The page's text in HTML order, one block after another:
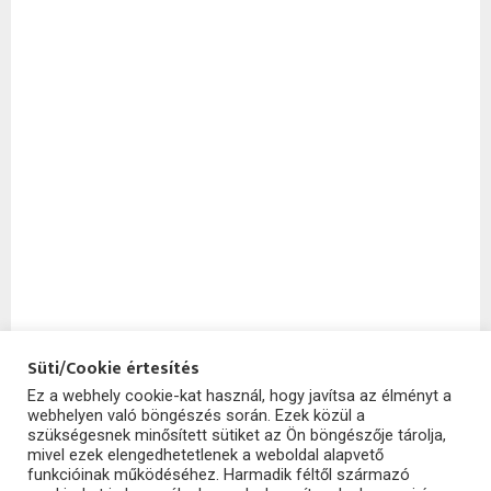
SzoftHub
Süti/Cookie értesítés
Ez a webhely cookie-kat használ, hogy javítsa az élményt a
webhelyen való böngészés során. Ezek közül a
szükségesnek minősített sütiket az Ön böngészője tárolja,
mivel ezek elengedhetetlenek a weboldal alapvető
funkcióinak működéséhez. Harmadik féltől származó